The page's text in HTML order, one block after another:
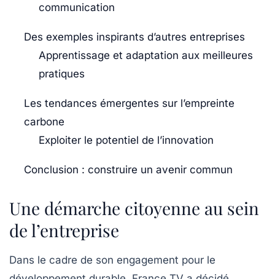
communication
Des exemples inspirants d’autres entreprises
Apprentissage et adaptation aux meilleures
pratiques
Les tendances émergentes sur l’empreinte
carbone
Exploiter le potentiel de l’innovation
Conclusion : construire un avenir commun
Une démarche citoyenne au sein
de l’entreprise
Dans le cadre de son engagement pour le